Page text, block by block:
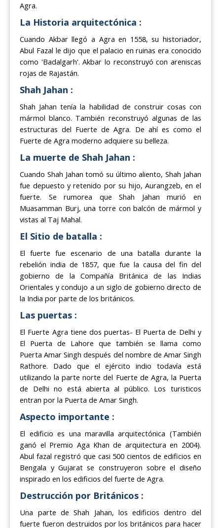
Agra.
La Historia arquitectónica :
Cuando Akbar llegó a Agra en 1558, su historiador,
Abul Fazal le dijo que el palacio en ruinas era conocido
como 'Badalgarh'. Akbar lo reconstruyó con areniscas
rojas de Rajastán.
Shah Jahan :
Shah Jahan tenía la habilidad de construir cosas con
mármol blanco. También reconstruyó algunas de las
estructuras del Fuerte de Agra. De ahí es como el
Fuerte de Agra moderno adquiere su belleza.
La muerte de Shah Jahan :
Cuando Shah Jahan tomó su último aliento, Shah Jahan
fue depuesto y retenido por su hijo, Aurangzeb, en el
fuerte. Se rumorea que Shah Jahan murió en
Muasamman Burj, una torre con balcón de mármol y
vistas al Taj Mahal.
El Sitio de batalla :
El fuerte fue escenario de una batalla durante la
rebelión india de 1857, que fue la causa del fin del
gobierno de la Compañía Británica de las Indias
Orientales y condujo a un siglo de gobierno directo de
la India por parte de los británicos.
Las puertas :
El Fuerte Agra tiene dos puertas- El Puerta de Delhi y
El Puerta de Lahore que también se llama como
Puerta Amar Singh después del nombre de Amar Singh
Rathore. Dado que el ejército indio todavía está
utilizando la parte norte del Fuerte de Agra, la Puerta
de Delhi no está abierta al público. Los turisticos
entran por la Puerta de Amar Singh.
Aspecto importante :
El edificio es una maravilla arquitectónica (También
ganó el Premio Aga Khan de arquitectura en 2004).
Abul fazal registró que casi 500 cientos de edificios en
Bengala y Gujarat se construyeron sobre el diseño
inspirado en los edificios del fuerte de Agra.
Destrucción por Británicos :
Una parte de Shah Jahan, los edificios dentro del
fuerte fueron destruidos por los británicos para hacer